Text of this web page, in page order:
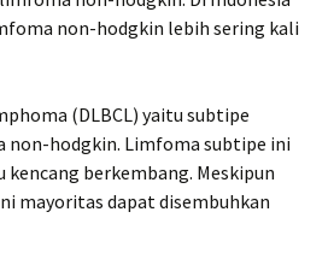
non-hodgkin lebih sering kali
(DLBCL) yaitu subtipe
non-hodgkin. Limfoma subtipe ini
berkembang. Meskipun
mayoritas dapat disembuhkan